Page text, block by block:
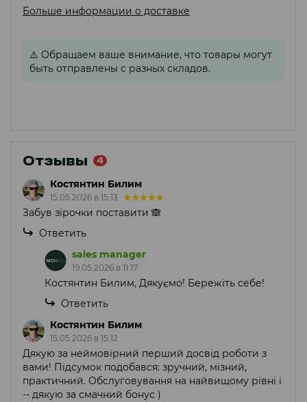
Больше информации о доставке
⚠️ Обращаем ваше внимание, что товары могут
быть отправлены с разных складов.
Отзывы 4
Костянтин Билим
15.05.2026 в 15:13
Забув зірочки поставити 🙈
Ответить
sales manager
19.05.2026 в 11:17
Костянтин Билим, Дякуємо! Бережіть себе!
Ответить
Костянтин Билим
15.05.2026 в 15:12
Дякую за неймовірний перший досвід роботи з
вами! Підсумок подобався: зручний, мізний,
практичний. Обслуговування на найвищому рівні і
-- дякую за смачний бонус )